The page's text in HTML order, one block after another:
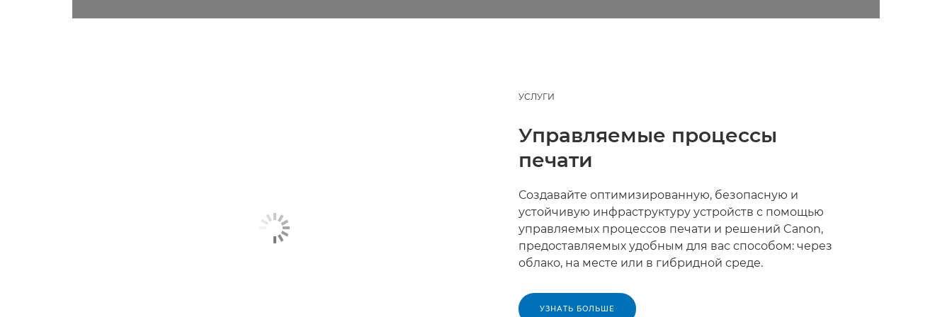
УСЛУГИ
Управляемые процессы
печати
Создавайте оптимизированную, безопасную и
устойчивую инфраструктуру устройств с помощью
управляемых процессов печати и решений Canon,
предоставляемых удобным для вас способом: через
облако, на месте или в гибридной среде.
УЗНАТЬ БОЛЬШЕ